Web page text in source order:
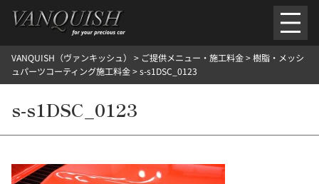
を
ごあいさつ 会社案内施工環境紹介所在地
ご提供メニュー
外装のガラスコーティング施工料金
ヘッドライトクリーニング施工料金
樹脂・メッシュパーツコーティング施工料金
施工ギャラリー
VANQUISH（ヴァンキッシュ） > ご提供メニュー・施工料金>樹脂・メッシ
ュパーツコーティング施工料金>s-s1DSC_0123
s-s1DSC_0123